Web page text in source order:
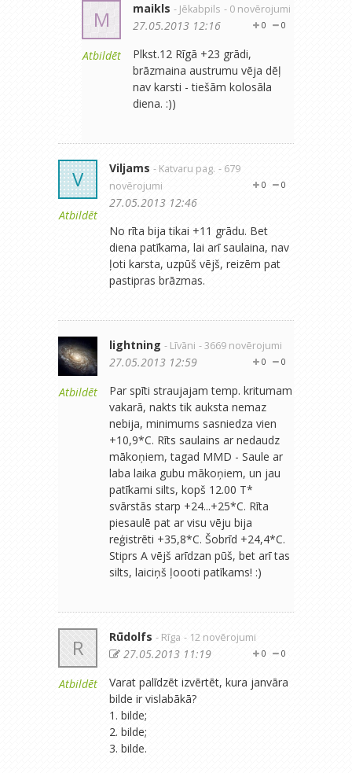
M
Atbildēt
maikls - Jēkabpils - 0 novērojumi
0
0
27.05.2013 12:16
Plkst.12 Rīgā +23 grādi,
brāzmaina austrumu vēja dēļ
nav karsti - tiešām kolosāla
diena. :))
V
Atbildēt
Viljams - Katvaru pag. - 679
novērojumi
0
0
27.05.2013 12:46
No rīta bija tikai +11 grādu. Bet
diena patīkama, lai arī saulaina, nav
ļoti karsta, uzpūš vējš, reizēm pat
pastipras brāzmas.
Atbildēt
lightning - Līvāni - 3669 novērojumi
0
0
27.05.2013 12:59
Par spīti straujajam temp. kritumam
vakarā, nakts tik auksta nemaz
nebija, minimums sasniedza vien
+10,9*C. Rīts saulains ar nedaudz
mākoņiem, tagad MMD - Saule ar
laba laika gubu mākoņiem, un jau
patīkami silts, kopš 12.00 T*
svārstās starp +24...+25*C. Rīta
piesaulē pat ar visu vēju bija
reģistrēti +35,8*C. Šobrīd +24,4*C.
Stiprs A vējš arīdzan pūš, bet arī tas
silts, laiciņš ļoooti patīkams! :)
R
Atbildēt
Rūdolfs - Rīga - 12 novērojumi
0
0
27.05.2013 11:19
Varat palīdzēt izvērtēt, kura janvāra
bilde ir vislabākā?
1. bilde;
2. bilde;
3. bilde.